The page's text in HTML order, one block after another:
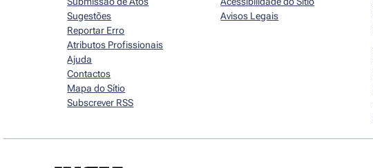
Sugestões
Reportar Erro
Atributos Profissionais
Ajuda
Contactos
Mapa do Sítio
Subscrever RSS
Avisos Legais